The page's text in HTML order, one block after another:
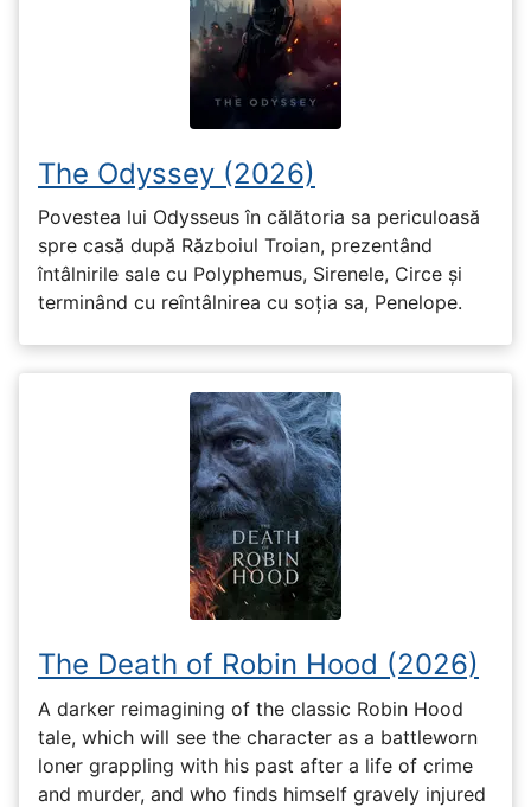
The Odyssey (2026)
Povestea lui Odysseus în călătoria sa periculoasă
spre casă după Războiul Troian, prezentând
întâlnirile sale cu Polyphemus, Sirenele, Circe și
terminând cu reîntâlnirea cu soția sa, Penelope.
The Death of Robin Hood (2026)
A darker reimagining of the classic Robin Hood
tale, which will see the character as a battleworn
loner grappling with his past after a life of crime
and murder, and who finds himself gravely injured